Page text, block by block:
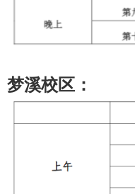
梦溪校区：